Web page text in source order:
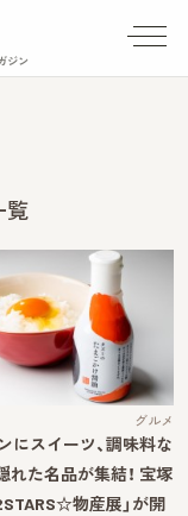
ジン
覧
グルメ
ンにスイーツ、調味料な
れた名品が集結！ 宝塚
物産展」が開